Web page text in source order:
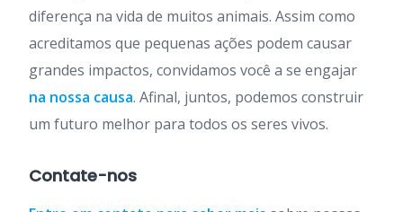
diferença na vida de muitos animais. Assim como
acreditamos que pequenas ações podem causar
grandes impactos, convidamos você a se engajar
na nossa causa. Afinal, juntos, podemos construir
um futuro melhor para todos os seres vivos.
Contate-nos